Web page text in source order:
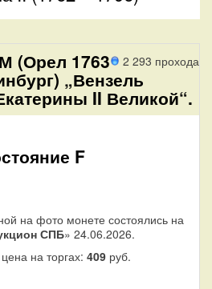
2 293 прохода
(Орел 1763
„Вензель
II Великой“.
F
на фото монете состоялись на
СПБ» 24.06.2026.
на торгах: 409руб.